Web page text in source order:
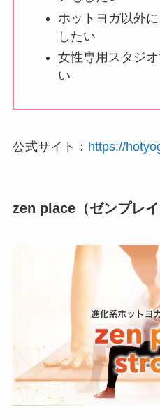
ホットヨガ以外
したい
女性専用スタジ
い
公式サイト： https://
zen place（ゼンプレ